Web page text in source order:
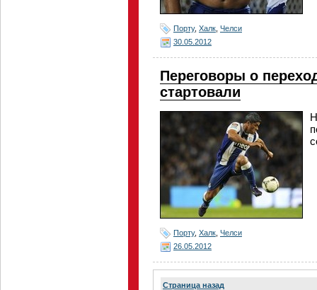
Порту, Халк Челси
30.05.2012
Переговоры о
стартовали
Порту, Халк Челси
26.05.2012
Страница назад